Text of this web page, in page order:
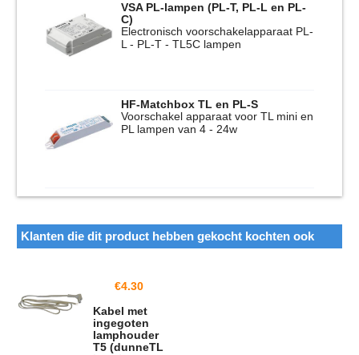
VSA PL-lampen (PL-T, PL-L en PL-
C)
Electronisch voorschakelapparaat PL-
L - PL-T - TL5C lampen
HF-Matchbox TL en PL-S
Voorschakel apparaat voor TL mini en
PL lampen van 4 - 24w
Klanten die dit product hebben gekocht kochten ook
€4.30
Kabel met
ingegoten
lamphouder
T5 (dunneTL